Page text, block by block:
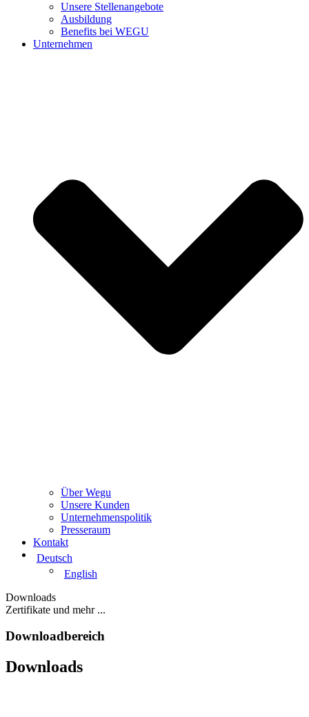
Unsere Stellenangebote
Ausbildung
Benefits bei WEGU
Unternehmen
Über Wegu
Unsere Kunden
Unternehmenspolitik
Presseraum
Kontakt
Deutsch
English
Downloads
Zertifikate und mehr ...
Downloadbereich
Downloads